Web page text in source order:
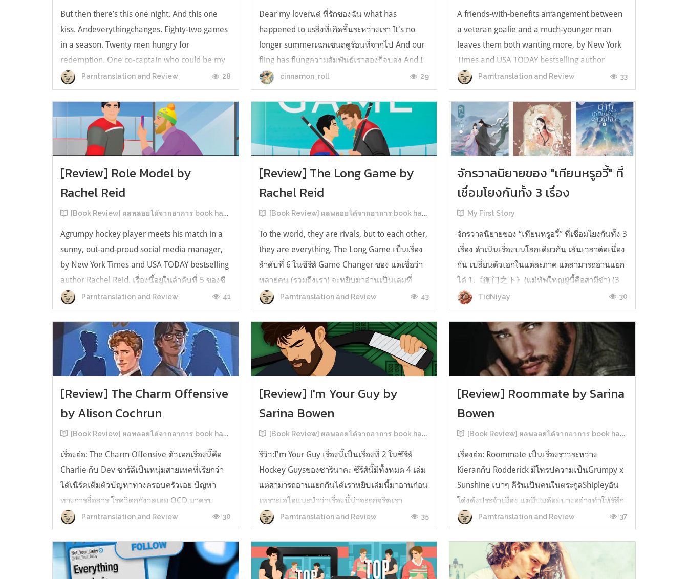
But then there’s this one night. And this one
kiss. Andeverythingchanges. Eighty-two games
in a season. Twenty men hungry for
redemption. One co-captain who could be my
forever. This is the rest of the story. หลังอ่าน
แบบฟีลกู้ดติดๆ กันแล้ว เลยอยากได้ความแสบ
ทรวงในชีวิตบ้าง (หาเรื่อง!) เล่มนี้คู่หูเอ...
Parntranslation and Review 28
Dear my loverแด่ ที่รักของฉัน what has
happened to usสิ่งที่เกิดขึ้นระหว่างเรา It's no
longer summerเฉกเช่นฤดูร้อนที่จากไป And our
fling has flungความสัมพันธ์เราสองก็จบลง And I
still spin your recordsแต่ฉันยังเล่นเพลงโปรดของ
คุณบนแผ่นเสียงไวนิล And You still feel like
homeในใจฉัน ตัวตนคุณก็ยังอบอ...
cinnamon_roll 29
A friends-with-benefits arrangement between
a veteran goalie and a much-younger man
leaves them both wanting more, by New York
Times and USA TODAY bestselling author
Rachel Reid. เป็นเรื่องลำดับที่ 4ในซีรีส์ Game
Changer และเป็นเล่มที่ 4 ที่เราหยิบมาอ่าน ใน
ที่สุดลำดับเรื่องกับลำดับที่หยิบอ่านก็ตรงกั...
Parntranslation and Review 33
[Review] Role Model by
Rachel Reid
[Book Review] ผลพลอยได้จากอาการ book hangover หลังอ่านสารพัน MM Romance
Agrumpy hockey player meets his match in a
sunny, out-and-proud social media manager,
by New York Times and USA TODAY bestselling
author Rachel Reid. เรื่องนี้อยู่ในลำดับที่ 5 ของซี
รีส์ Game Changer แต่เป็นเรื่องที่ 3 ที่เราหยิบมา
อ่าน เพราะเห็นว่าเป็นเรื่องในไทม์ไลน์เดียวกันกับ
TheLong Game ประกอบกั...
Parntranslation and Review 41
[Review] The Long Game by
Rachel Reid
[Book Review] ผลพลอยได้จากอาการ book hangover หลังอ่านสารพัน MM Romance
To the world, they are rivals, but to each other,
they are everything. The Long Game เป็นเรื่อง
ลำดับที่ 6 ในซีรีส์ Game Changer ของ แต่เชื่อว่า
หลายคน (รวมถึงเรา) จะหยิบมาอ่านเป็นเล่มที่
2หลังจากอ่าน Heated Rivalry มา555 เรื่องย่อ:
The Long Game เล่ม Long Game นี่จะเป็น
ประมาณ2 ปีหลังจาก HR จะดำเนินเ...
Parntranslation and Review 43
จักรวาลนิยายของ "เทียนหรูอวี้" ที่
เชื่อมโยงกันทั้ง 3 เรื่อง
My First Story
จักรวาลนิยายของ “เทียนหรูอวี้” ที่เชื่อมโยงกันทั้ง 3
เรื่อง ดำเนินเรื่องบนโลกเดียวกัน เส้นเวลาต่อเนื่อง
กัน เปลี่ยนตัวเอกในแต่ละภาค แต่สามารถอ่านแยก
ได้ 1.《衡门之下》(แม่ทัพใหญ่ผู้นี้คือสามีข้า) (3
เล่มจบ) เป็นเรื่องที่เกิดก่อน เล่าเรื่องของ ฝูถิง กับ
หลี่ชีฉือ ที่ต้องแต่งงานกันก่อนจะใช้ชีวิตห่างไกล
TidNiyay 30
[Review] The Charm Offensive
by Alison Cochrun
[Book Review] ผลพลอยได้จากอาการ book hangover หลังอ่านสารพัน MM Romance
เรื่องย่อ: The Charm Offensive ตัวเอกเรื่องนี้คือ
Charlie กับ Dev ชาร์ลีเป็นหนุ่มสายเทคที่เรียกว่า
ได้เนิร์ดเต็มตัวปัญหาทางครอบครัวเอย ปัญหา
ทางการสื่อสาร โรควิตกกังวลเอย OCD มาครบ
เรียกได้ว่าครบองค์ประกอบความโอตะ เขาทั้งไม่
เชื่อในรักแท้ ไม่เคยมีความสัมพันธ์ในเชิงโรแมนติก
กับใคร หรืออาจเรียกว่าไม่เคยรู...
Parntranslation and Review 30
[Review] I'm Your Guy by
Sarina Bowen
[Book Review] ผลพลอยได้จากอาการ book hangover หลังอ่านสารพัน MM Romance
รีวิว:I'm Your Guy เรื่องนี้เป็นเรื่องที่ 2 ในซีรีส์
Hockey Guysของซารินาค่ะ ซีรีส์นี้มีทั้งหมด 4 เล่ม
แต่สามารถอ่านแยกกันได้เราหยิบเล่มนี้มาอ่านก่อน
เพราะเอไอแนะนำว่าเรื่องนี้น่าจะถูกจริตเรา
มากกว่า555 เรื่องนี้เป็นเรื่องราวของ TOMMASO
นักกีฬาฮอกกี้ NHL กับ Carter มัณฑนากรมือฉมัง
ทอมมาโซเพิ่งโดนเทร...
Parntranslation and Review 35
[Review] Roommate by Sarina
Bowen
[Book Review] ผลพลอยได้จากอาการ book hangover หลังอ่านสารพัน MM Romance
เรื่องย่อ: Roommate เป็นเรื่องราวระหว่าง
Kieranกับ Rodderick มีโทรปความเป็นGrumpy x
Sunshine เบาๆ คีรันเป็นคนในตระกูลShipleyอัน
โด่งดังประจำเมือง แต่มีปมด้อยบางอย่างทำให้รู้สึก
ว่าพ่อรักพี่ชายมากกว่าตัวเองเสมอ จึงดิ้นรนอยาก
ออกมาอยู่คนเดียวเพื่อให้หลุดจากอิทธิพลของที่
บ้าน และไล่ตามความฝันการเป็นกราฟฟิ...
Parntranslation and Review 37